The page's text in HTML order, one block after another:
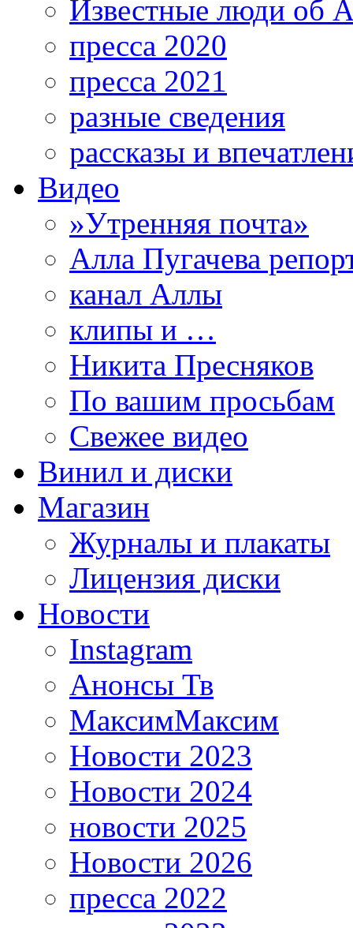
Известные люди об
пресса 2020
пресса 2021
разные сведения
рассказы и
Видео
»Утренняя почта»
Алла Пугачева
канал Аллы
клипы и …
Никита Пресняков
По вашим просьбам
Свежее видео
Винил и диски
Магазин
Журналы и плакаты
Лицензия диски
Новости
Instagram
Анонсы Тв
МаксимМаксим
Новости 2023
Новости 2024
новости 2025
Новости 2026
пресса 2022